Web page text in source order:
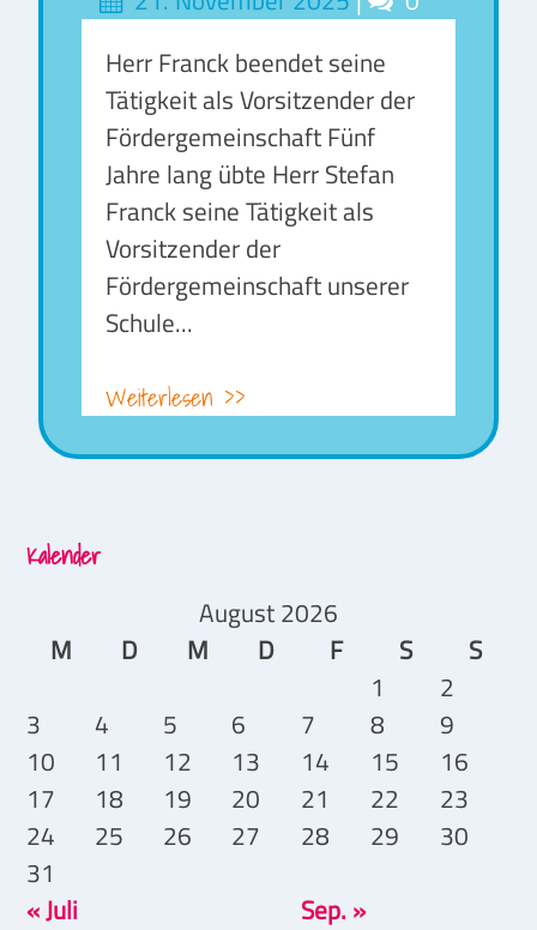
Herr Franck beendet seine
Tätigkeit als Vorsitzender der
Fördergemeinschaft Fünf
Jahre lang übte Herr Stefan
Franck seine Tätigkeit als
Vorsitzender der
Fördergemeinschaft unserer
Schule...
Weiterlesen >>
Kalender
August 2026
M
D M D F S
S
1
2
3
4 5 6 7 8
9
10
11 12 13 14 15
16
17
18 19 20 21 22
23
24
25 26 27 28 29
30
31
« Juli
Sep. »